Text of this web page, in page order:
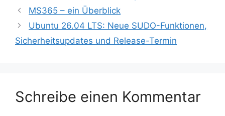
MS365 – ein Überblick
Ubuntu 26.04 LTS: Neue SUDO-Funktionen,
Sicherheitsupdates und Release-Termin
Schreibe einen Kommentar